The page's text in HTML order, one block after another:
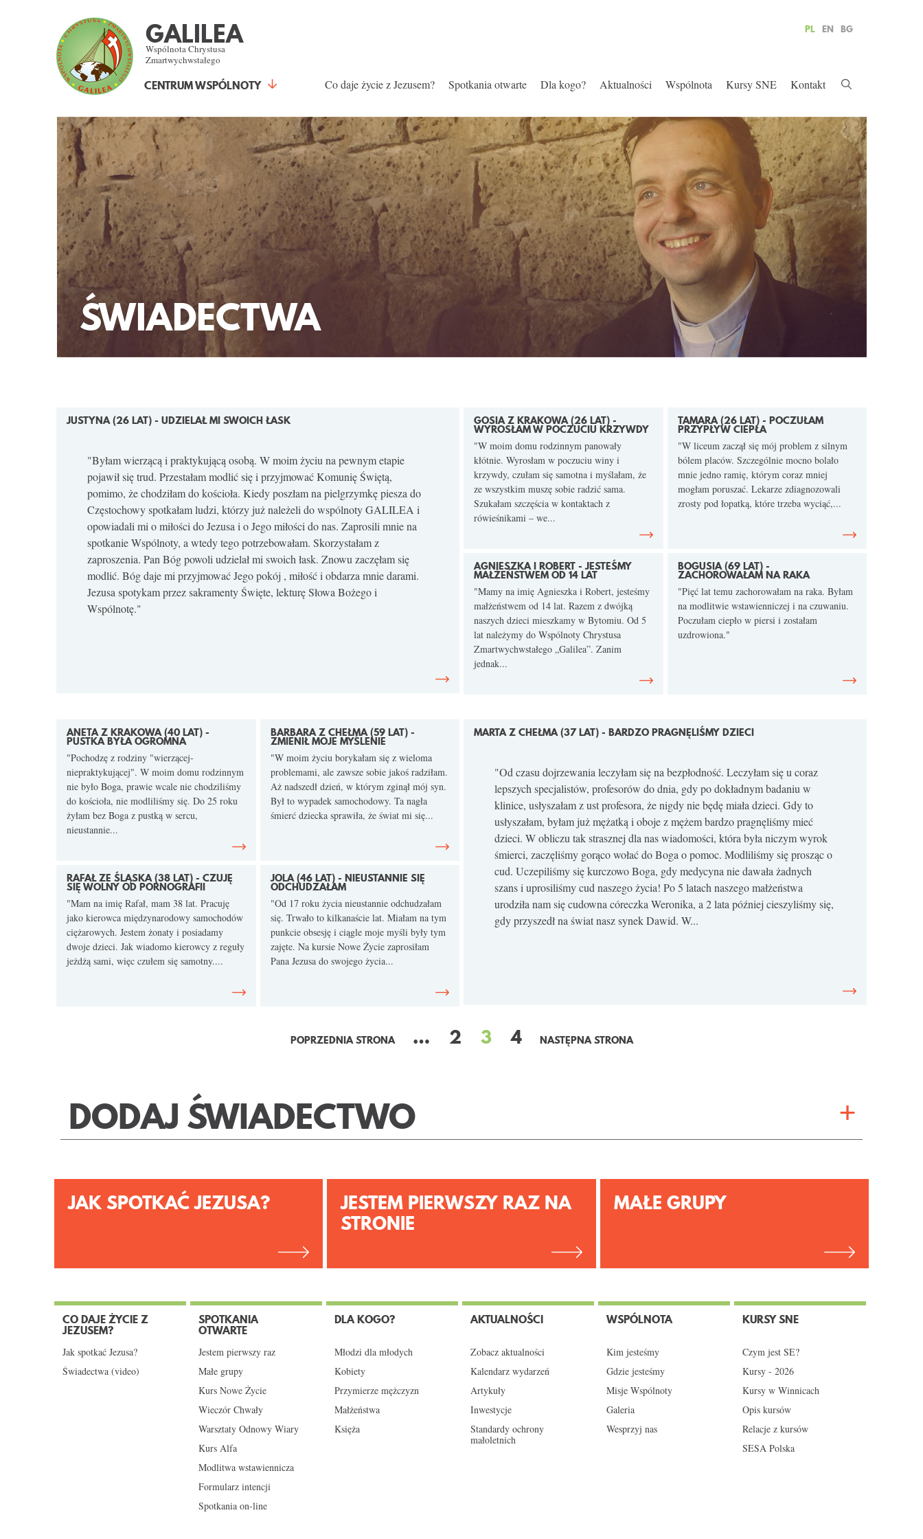
GALILEA
Wspólnota Chrystusa
Zmartwychwstałego
CENTRUM WSPÓLNOTY
PL EN BG
Co daje życie z Jezusem? Spotkania otwarte Dla kogo? Aktualności Wspólnota Kursy SNE Kontakt
ŚWIADECTWA
JUSTYNA (26 LAT) - UDZIELAŁ MI SWOICH ŁASK
"Byłam wierzącą i praktykującą osobą. W moim życiu na pewnym etapie
pojawił się trud. Przestałam modlić się i przyjmować Komunię Świętą,
pomimo, że chodziłam do kościoła. Kiedy poszłam na pielgrzymkę piesza do
Częstochowy spotkałam ludzi, którzy już należeli do wspólnoty GALILEA i
opowiadali mi o miłości do Jezusa i o Jego miłości do nas. Zaprosili mnie na
spotkanie Wspólnoty, a wtedy tego potrzebowałam. Skorzystałam z
zaproszenia. Pan Bóg powoli udzielał mi swoich łask. Znowu zaczęłam się
modlić. Bóg daje mi przyjmować Jego pokój , miłość i obdarza mnie darami.
Jezusa spotykam przez sakramenty Święte, lekturę Słowa Bożego i
Wspólnotę."
GOSIA Z KRAKOWA (26 LAT) -
WYROSŁAM W POCZUCIU KRZYWDY
"W moim domu rodzinnym panowały
kłótnie. Wyrosłam w poczuciu winy i
krzywdy, czułam się samotna i myślałam, że
ze wszystkim muszę sobie radzić sama.
Szukałam szczęścia w kontaktach z
rówieśnikami – we...
TAMARA (26 LAT) - POCZUŁAM
PRZYPŁYW CIEPŁA
"W liceum zaczął się mój problem z silnym
bólem placów. Szczególnie mocno bolało
mnie jedno ramię, którym coraz mniej
mogłam poruszać. Lekarze zdiagnozowali
zrosty pod łopatką, które trzeba wyciąć,...
AGNIESZKA I ROBERT - JESTEŚMY
MAŁŻEŃSTWEM OD 14 LAT
"Mamy na imię Agnieszka i Robert, jesteśmy
małżeństwem od 14 lat. Razem z dwójką
naszych dzieci mieszkamy w Bytomiu. Od 5
lat należymy do Wspólnoty Chrystusa
Zmartwychwstałego „Galilea”. Zanim
jednak...
BOGUSIA (69 LAT) -
ZACHOROWAŁAM NA RAKA
"Pięć lat temu zachorowałam na raka. Byłam
na modlitwie wstawienniczej i na czuwaniu.
Poczułam ciepło w piersi i zostałam
uzdrowiona."
MARTA Z CHEŁMA (37 LAT) - BARDZO PRAGNĘLIŚMY DZIECI
"Od czasu dojrzewania leczyłam się na bezpłodność. Leczyłam się u coraz
lepszych specjalistów, profesorów do dnia, gdy po dokładnym badaniu w
klinice, usłyszałam z ust profesora, że nigdy nie będę miała dzieci. Gdy to
usłyszałam, byłam już mężatką i oboje z mężem bardzo pragnęliśmy mieć
dzieci. W obliczu tak strasznej dla nas wiadomości, która była niczym wyrok
śmierci, zaczęliśmy gorąco wołać do Boga o pomoc. Modliliśmy się prosząc o
cud. Uczepiliśmy się kurczowo Boga, gdy medycyna nie dawała żadnych
szans i uprosiliśmy cud naszego życia! Po 5 latach naszego małżeństwa
urodziła nam się cudowna córeczka Weronika, a 2 lata później cieszyliśmy się,
gdy przyszedł na świat nasz synek Dawid. W...
ANETA Z KRAKOWA (40 LAT) -
PUSTKA BYŁA OGROMNA
"Pochodzę z rodziny "wierzącej-
niepraktykującej". W moim domu rodzinnym
nie było Boga, prawie wcale nie chodziliśmy
do kościoła, nie modliliśmy się. Do 25 roku
żyłam bez Boga z pustką w sercu,
nieustannie...
BARBARA Z CHEŁMA (59 LAT) -
ZMIENIŁ MOJE MYŚLENIE
"W moim życiu borykałam się z wieloma
problemami, ale zawsze sobie jakoś radziłam.
Aż nadszedł dzień, w którym zginął mój syn.
Był to wypadek samochodowy. Ta nagła
śmierć dziecka sprawiła, że świat mi się...
RAFAŁ ZE ŚLĄSKA (38 LAT) - CZUJĘ
SIĘ WOLNY OD PORNOGRAFII
"Mam na imię Rafał, mam 38 lat. Pracuję
jako kierowca międzynarodowy samochodów
ciężarowych. Jestem żonaty i posiadamy
dwoje dzieci. Jak wiadomo kierowcy z reguły
jeżdżą sami, więc czułem się samotny....
JOLA (46 LAT) - NIEUSTANNIE SIĘ
ODCHUDZAŁAM
"Od 17 roku życia nieustannie odchudzałam
się. Trwało to kilkanaście lat. Miałam na tym
punkcie obsesję i ciągle moje myśli były tym
zajęte. Na kursie Nowe Życie zaprosiłam
Pana Jezusa do swojego życia...
STRONY
POPRZEDNIA STRONA … 2 3 4 NASTĘPNA STRONA
DODAJ ŚWIADECTWO
JAK SPOTKAĆ JEZUSA?
JESTEM PIERWSZY RAZ NA
STRONIE
MAŁE GRUPY
CO DAJE ŻYCIE Z
JEZUSEM?
Jak spotkać Jezusa?
Świadectwa (video)
SPOTKANIA
OTWARTE
Jestem pierwszy raz
Małe grupy
Kurs Nowe Życie
Wieczór Chwały
Warsztaty Odnowy Wiary
Kurs Alfa
Modlitwa wstawiennicza
Formularz intencji
Spotkania on-line
DLA KOGO?
Młodzi dla młodych
Kobiety
Przymierze mężczyzn
Małżeństwa
Księża
AKTUALNOŚCI
Zobacz aktualności
Kalendarz wydarzeń
Artykuły
Inwestycje
Standardy ochrony
małoletnich
WSPÓLNOTA
Kim jesteśmy
Gdzie jesteśmy
Misje Wspólnoty
Galeria
Wesprzyj nas
KURSY SNE
Czym jest SE?
Kursy - 2026
Kursy w Winnicach
Opis kursów
Relacje z kursów
SESA Polska